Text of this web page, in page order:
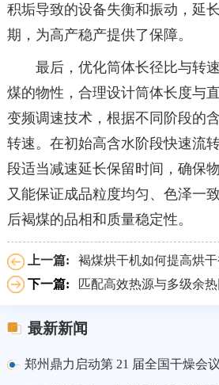
积垢导致的设备失衡和振动，延
期，为高产稳产提供了保障。
最后，优化筒体长径比与转
煤的物性，合理设计筒体长度与
变频调速技术，根据不同阶段的
转速。在初始高含水阶段快速流
段适当减速延长保留时间，确保
又能保证成品粒度均匀、色泽一
后褐煤的品相和质量稳定性。
上一篇:
褐煤烘干机如何提高烘
下一篇:
最新新闻